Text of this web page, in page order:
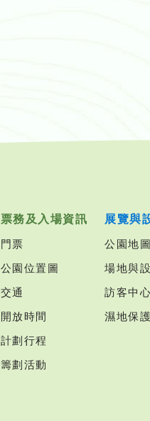
票務及入場資訊
門票
公園位置圖
交通
開放時間
計劃行程
籌劃活動
展覽與
公園地圖
場地與
訪客中心
濕地保